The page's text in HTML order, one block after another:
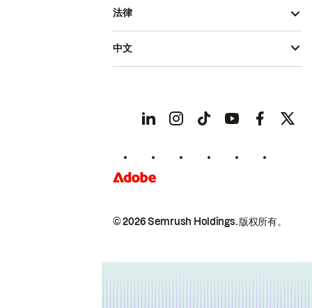
© 2026 Semrush Holdings.版权所有。
法律
中文